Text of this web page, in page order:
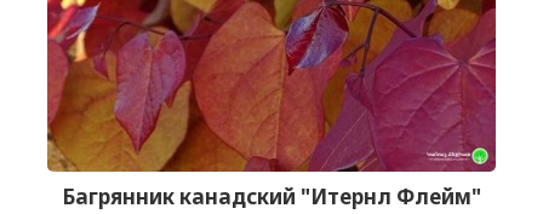
Багрянник канадский "Итернл Флейм"